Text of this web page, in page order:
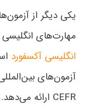
یکی دیگر از
مهارت‌های انگلیسی
انگلیسی آکسفورد
آزمون‌های
CEFR ارائه می‌دهد.